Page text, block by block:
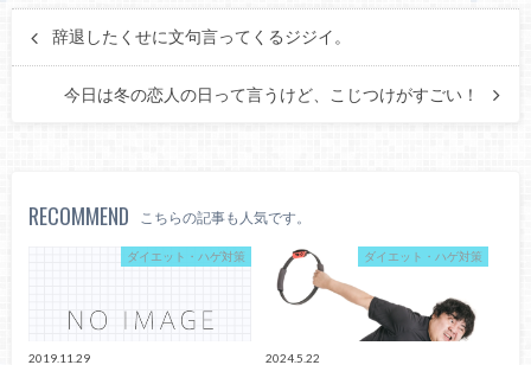
辞退したくせに文句言ってくるジジイ。
今日は冬の恋人の日って言うけど、こじつけがすごい！
RECOMMEND こちらの記事も人気です。
ダイエット・ハゲ対策
2019.11.29
ダイエット・ハゲ対策
2024.5.22